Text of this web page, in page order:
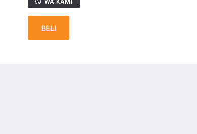
BELI